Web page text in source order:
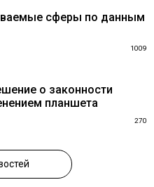
сферы по данным
1009
о законности
планшета
270